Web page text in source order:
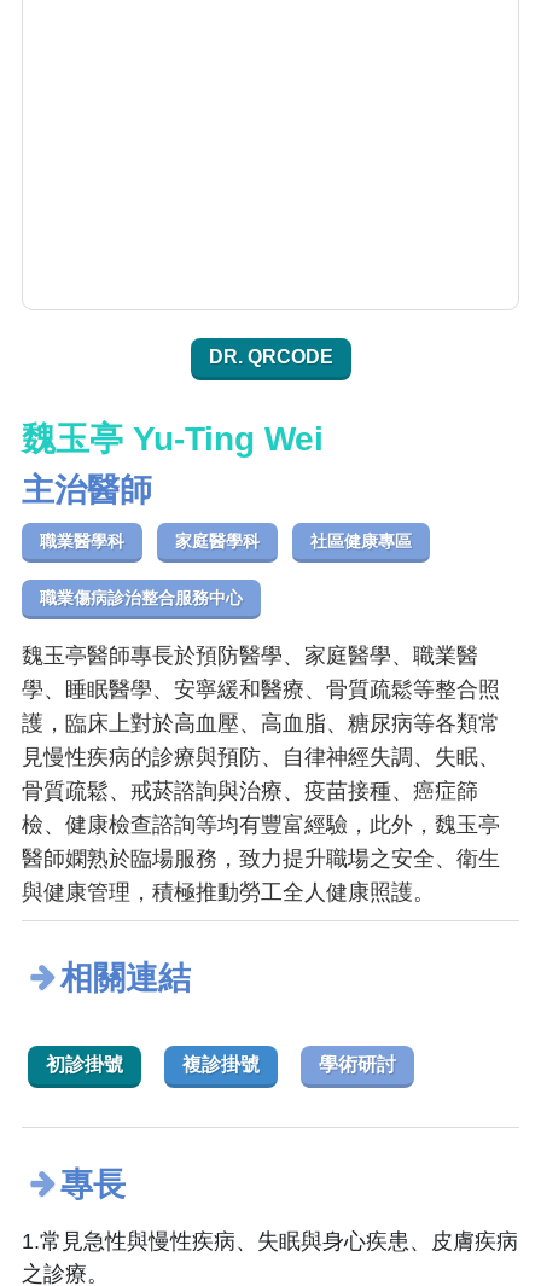
DR. QRCODE
魏玉亭 Yu-Ting Wei
主治醫師
職業醫學科 家庭醫學科 社區健康專區
職業傷病診治整合服務中心
魏玉亭醫師專長於預防醫學、家庭醫學、職業醫
學、睡眠醫學、安寧緩和醫療、骨質疏鬆等整合照
護，臨床上對於高血壓、高血脂、糖尿病等各類常
見慢性疾病的診療與預防、自律神經失調、失眠、
骨質疏鬆、戒菸諮詢與治療、疫苗接種、癌症篩
檢、健康檢查諮詢等均有豐富經驗，此外，魏玉亭
醫師嫻熟於臨場服務，致力提升職場之安全、衛生
與健康管理，積極推動勞工全人健康照護。
相關連結
初診掛號 複診掛號 學術研討
專長
1.常見急性與慢性疾病、失眠與身心疾患、皮膚疾病
之診療。